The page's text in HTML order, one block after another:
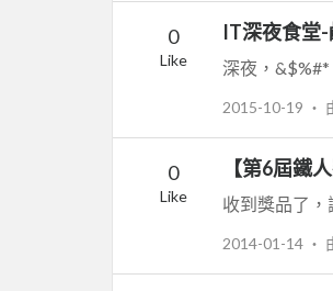
0
Like
IT深夜食堂
2015-10-19 ‧
0
Like
【第6屆鐵
收到獎品了，
2014-01-14 ‧